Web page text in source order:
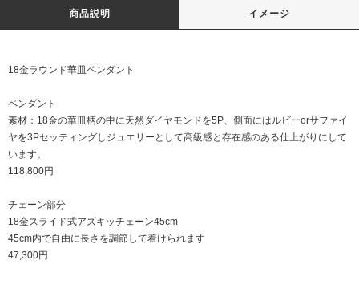
商品説明 イメージ
18金ラウンド華皿ペンダント
ペンダント
素材：18金の華皿柄の中に天然ダイヤモンドを5P、側面にはルビーorサファイ
ヤを3Pセッティングしジュエリーとして高級感と存在感のある仕上がりにして
います。
118,800円
チェーン部分
18金スライド式アズキッチェーン45cm
45cm内で自由に長さを調節して着けられます
47,300円